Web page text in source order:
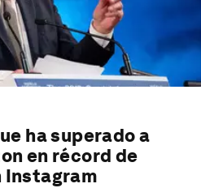
ha superado a
en récord de
Instagram